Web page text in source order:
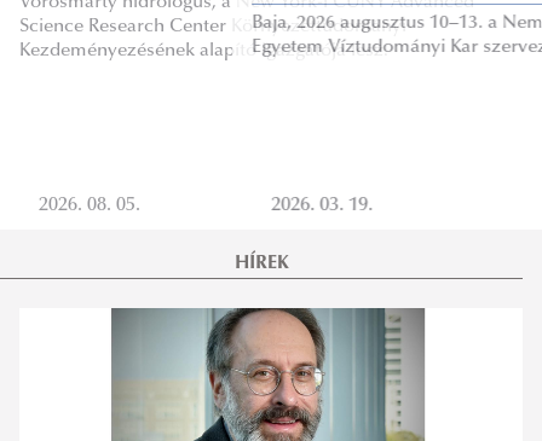
Baja, 2026 augusztus 10–13. a Nemzeti Közszolgálati
Egyetem Víztudományi Kar szervezésében.
2026. 03. 19.
HÍREK